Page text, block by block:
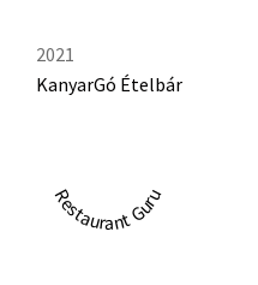
2021
KanyarGó Ételbár
Restaurant Guru